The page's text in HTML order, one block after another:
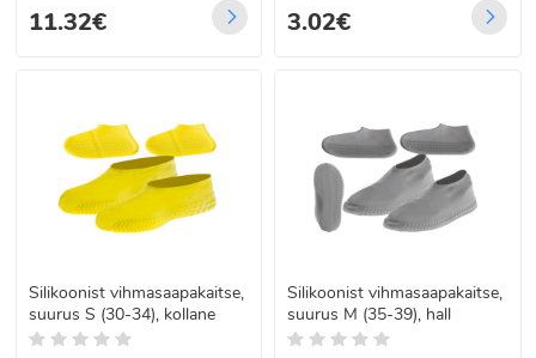
11.32€ 3.02€
Silikoonist vihmasaapakaitse,
suurus S (30-34), kollane
Silikoonist vihmasaapakaitse,
suurus M (35-39), hall